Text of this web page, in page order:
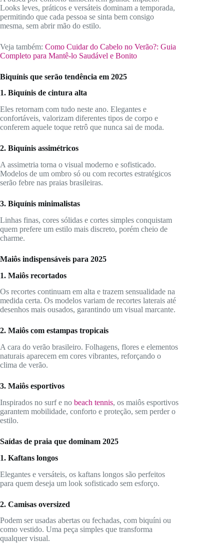
Looks leves, práticos e versáteis dominam a temporada,
permitindo que cada pessoa se sinta bem consigo
mesma, sem abrir mão do estilo.
Veja também: Como Cuidar do Cabelo no Verão?: Guia
Completo para Mantê-lo Saudável e Bonito
Biquínis que serão tendência em 2025
1. Biquínis de cintura alta
Eles retornam com tudo neste ano. Elegantes e
confortáveis, valorizam diferentes tipos de corpo e
conferem aquele toque retrô que nunca sai de moda.
2. Biquínis assimétricos
A assimetria torna o visual moderno e sofisticado.
Modelos de um ombro só ou com recortes estratégicos
serão febre nas praias brasileiras.
3. Biquínis minimalistas
Linhas finas, cores sólidas e cortes simples conquistam
quem prefere um estilo mais discreto, porém cheio de
charme.
Maiôs indispensáveis para 2025
1. Maiôs recortados
Os recortes continuam em alta e trazem sensualidade na
medida certa. Os modelos variam de recortes laterais até
desenhos mais ousados, garantindo um visual marcante.
2. Maiôs com estampas tropicais
A cara do verão brasileiro. Folhagens, flores e elementos
naturais aparecem em cores vibrantes, reforçando o
clima de verão.
3. Maiôs esportivos
Inspirados no surf e no beach tennis, os maiôs esportivos
garantem mobilidade, conforto e proteção, sem perder o
estilo.
Saídas de praia que dominam 2025
1. Kaftans longos
Elegantes e versáteis, os kaftans longos são perfeitos
para quem deseja um look sofisticado sem esforço.
2. Camisas oversized
Podem ser usadas abertas ou fechadas, com biquíni ou
como vestido. Uma peça simples que transforma
qualquer visual.